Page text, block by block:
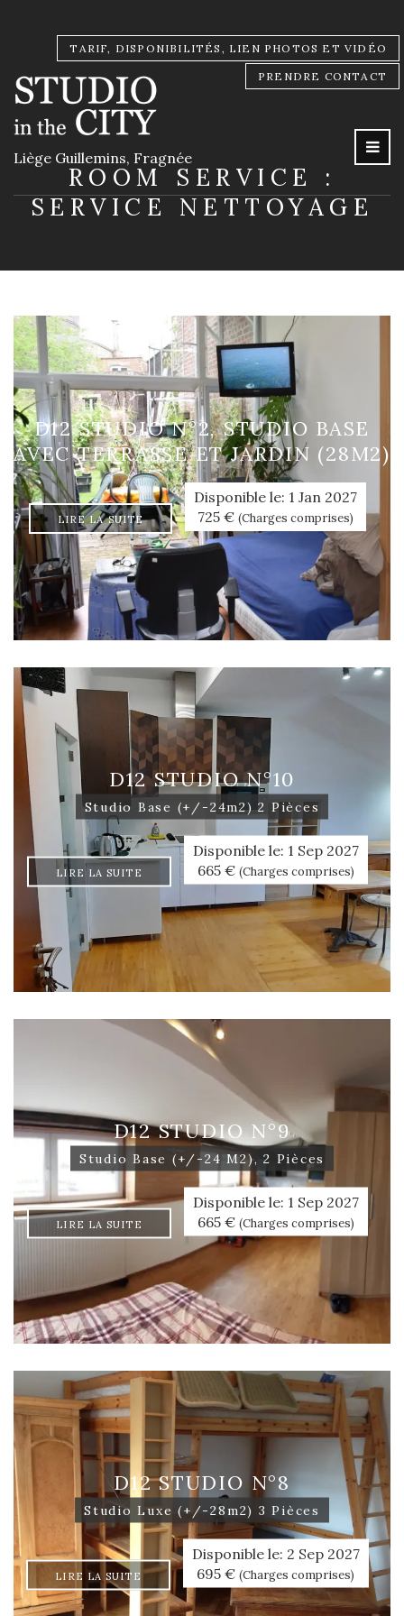
TARIF, DISPONIBILITÉS, LIEN PHOTOS ET VIDÉO
PRENDRE CONTACT
Liège Guillemins, Fragnée
ROOM SERVICE :
SERVICE NETTOYAGE
D12 STUDIO N°2, STUDIO BASE
AVEC TERRASSE ET JARDIN (28M2)
LIRE LA SUITE
Disponible le: 1 Jan 2027
725 €(Charges comprises)
D12 STUDIO N°10
Studio Base (+/-24m2) 2 Pièces
LIRE LA SUITE
Disponible le: 1 Sep 2027
665 € (Charges comprises)
D12 STUDIO N°9
Studio Base (+/-24 M2), 2 Pièces
LIRE LA SUITE
Disponible le: 1 Sep 2027
665 € (Charges comprises)
D12 STUDIO N°8
Studio Luxe (+/-28m2) 3 Pièces
LIRE LA SUITE
Disponible le: 2 Sep 2027
695 €(Charges comprises)